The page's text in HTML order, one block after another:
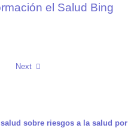
el Salud Bing
Next
sobre riesgos a la salud por